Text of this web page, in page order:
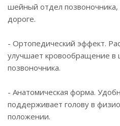
шейный отдел позвоночника,
дороге.
- Ортопедический эффект.
улучшает кровообращение
позвоночника.
- Анатомическая форма.
поддерживает голову в
положении.